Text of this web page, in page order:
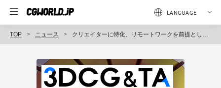
TOP ニュース クリエイターに特化、リモートワークを前提とした新しい人材サービスをMUGENUPが試験的にスタート